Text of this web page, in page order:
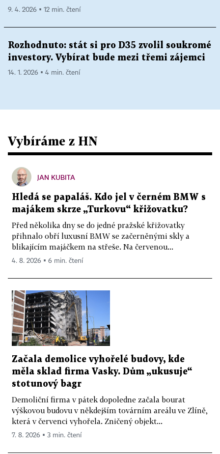
9. 4. 2026 ▪ 12 min. čtení
Rozhodnuto: stát si pro D35 zvolil soukromé
investory. Vybírat bude mezi třemi zájemci
14. 1. 2026 ▪ 4 min. čtení
Vybíráme z HN
JAN KUBITA
Hledá se papaláš. Kdo jel v černém BMW s
majákem skrze „Turkovu“ křižovatku?
Před několika dny se do jedné pražské křižovatky
přihnalo obří luxusní BMW se začerněnými skly a
blikajícím majáčkem na střeše. Na červenou...
4. 8. 2026 ▪ 6 min. čtení
Začala demolice vyhořelé budovy, kde
měla sklad firma Vasky. Dům „ukusuje“
stotunový bagr
Demoliční firma v pátek dopoledne začala bourat
výškovou budovu v někdejším továrním areálu ve Zlíně,
která v červenci vyhořela. Zničený objekt...
7. 8. 2026 ▪ 3 min. čtení